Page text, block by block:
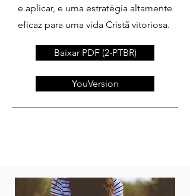
e aplicar, e uma estratégia altamente
eficaz para uma vida Cristã vitoriosa.
Baixar PDF (2-PTBR)
YouVersion